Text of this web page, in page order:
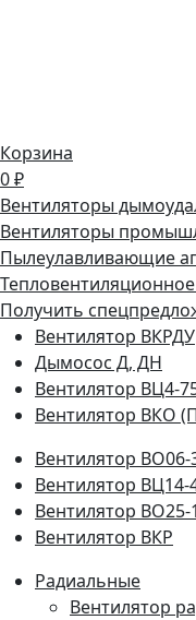
Корзина
0 ₽
Вентиляторы
Вентиляторы
Пылеулавливающие
Получить
Вентилятор ВКРДУ
Дымосос Д, ДН
Вентилятор ВЦ4-
Вентилятор ВКО
Вентилятор
Вентилятор ВЦ14-
Вентилятор
Вентилятор ВКР
Радиальные
Вентилятор